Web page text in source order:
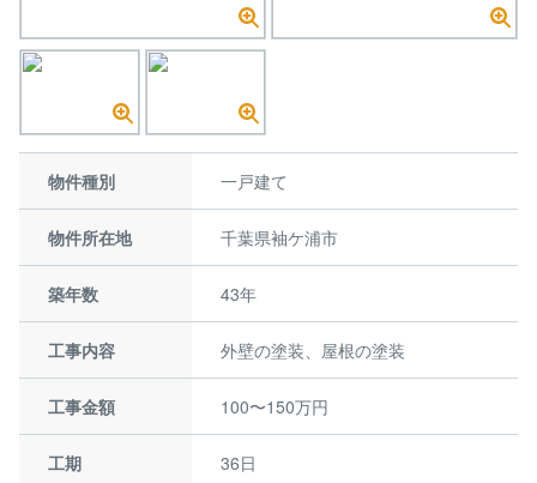
物件種別 一戸建て
物件所在地 千葉県袖ケ浦市
築年数 43年
工事内容 外壁の塗装、屋根の塗装
工事金額 100〜150万円
工期 36日